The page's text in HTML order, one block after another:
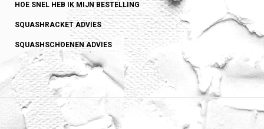
HOE SNEL HEB IK MIJN BESTELLING
SQUASHRACKET ADVIES
SQUASHSCHOENEN ADVIES